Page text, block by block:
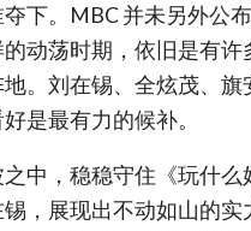
下。MBC 并未另外公
动荡时期，依旧是有许
。刘在锡、全炫茂、旗
是最有力的候补。
中，稳稳守住《玩什么
锡，展现出不动如山的